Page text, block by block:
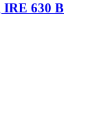
IRE 630 B